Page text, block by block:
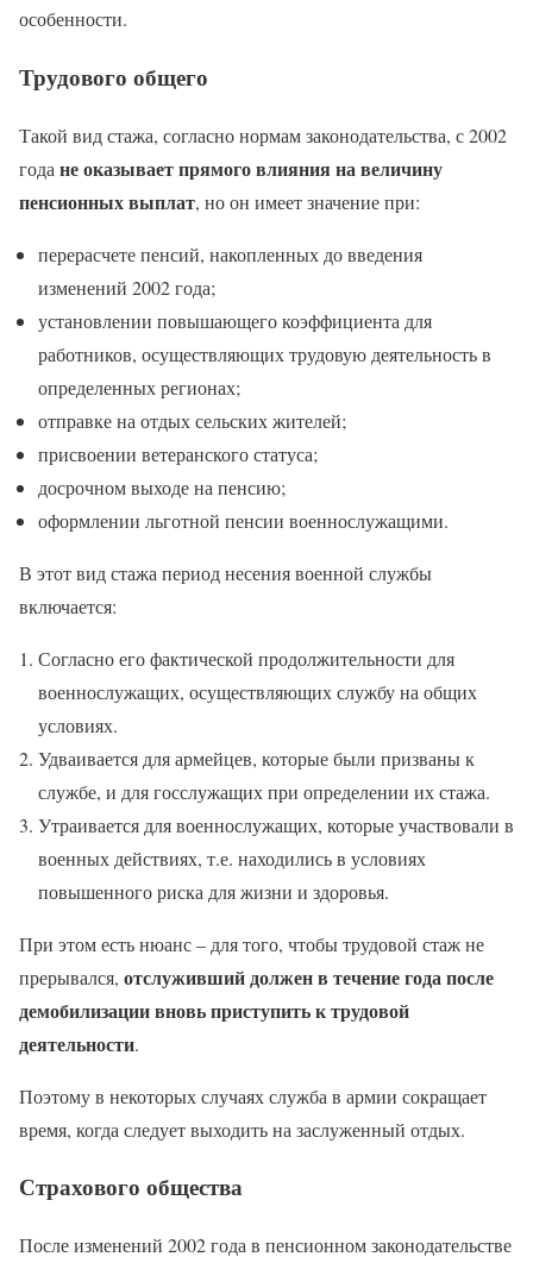
особенности.
Трудового общего
Такой вид стажа, согласно нормам законодательства, с 2002
года не оказывает прямого влияния на величину
пенсионных выплат, но он имеет значение при:
перерасчете пенсий, накопленных до введения
изменений 2002 года;
установлении повышающего коэффициента для
работников, осуществляющих трудовую деятельность в
определенных регионах;
отправке на отдых сельских жителей;
присвоении ветеранского статуса;
досрочном выходе на пенсию;
оформлении льготной пенсии военнослужащими.
В этот вид стажа период несения военной службы
включается:
Согласно его фактической продолжительности для
военнослужащих, осуществляющих службу на общих
условиях.
Удваивается для армейцев, которые были призваны к
службе, и для госслужащих при определении их стажа.
Утраивается для военнослужащих, которые участвовали в
военных действиях, т.е. находились в условиях
повышенного риска для жизни и здоровья.
При этом есть нюанс – для того, чтобы трудовой стаж не
прерывался, отслуживший должен в течение года после
демобилизации вновь приступить к трудовой
деятельности.
Поэтому в некоторых случаях служба в армии сокращает
время, когда следует выходить на заслуженный отдых.
Страхового общества
После изменений 2002 года в пенсионном законодательстве